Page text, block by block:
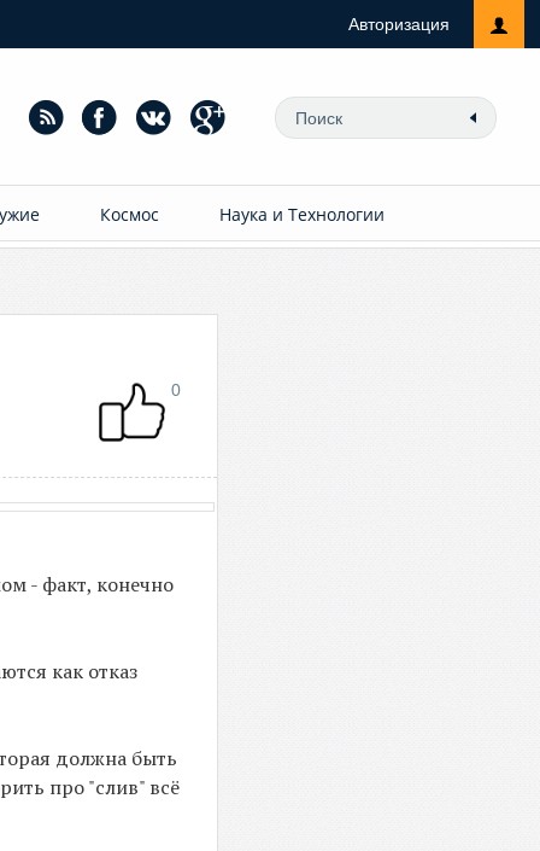
Авторизация
Космос Наука и Технологии
0
- факт, конечно
как отказ
должна быть
про "слив" всё